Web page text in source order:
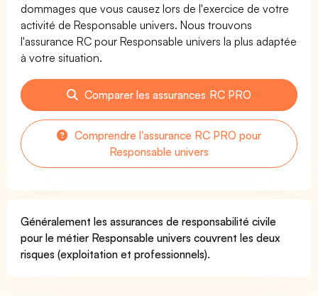
dommages que vous causez lors de l'exercice de votre
activité de Responsable univers. Nous trouvons
l'assurance RC pour Responsable univers la plus adaptée
à votre situation.
Comparer les assurances RC PRO
Comprendre l'assurance RC PRO pour
Responsable univers
Généralement les assurances de responsabilité civile
pour le métier Responsable univers couvrent les deux
risques (exploitation et professionnels).